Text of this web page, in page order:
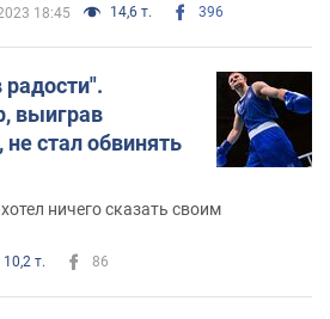
18:45 14,6 т. 396
выиграв
стал обвинять
ничего сказать своим
10,2 т. 86